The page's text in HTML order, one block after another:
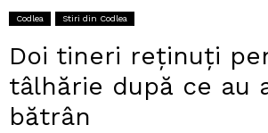
Codlea Stiri din Codlea
Doi tineri reținuți
tâlhărie după ce au
bătrân